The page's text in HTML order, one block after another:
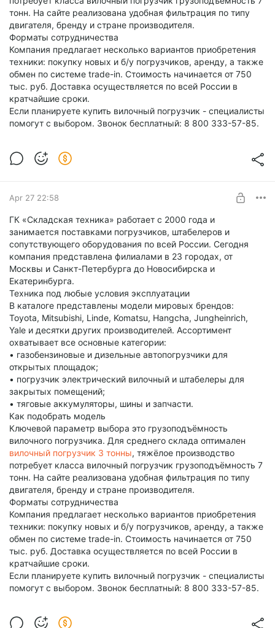
тонн. На сайте реализована удобная фильтрация по типу
двигателя, бренду и стране производителя.
Форматы сотрудничества
Компания предлагает несколько вариантов приобретения
техники: покупку новых и б/у погрузчиков, аренду, а также
обмен по системе trade-in. Стоимость начинается от 750
тыс. руб. Доставка осуществляется по всей России в
кратчайшие сроки.
Если планируете купить вилочный погрузчик - специалисты
помогут с выбором. Звонок бесплатный: 8 800 333-57-85.
Apr 27 22:58
ГК «Складская техника» работает с 2000 года и
занимается поставками погрузчиков, штабелеров и
сопутствующего оборудования по всей России. Сегодня
компания представлена филиалами в 23 городах, от
Москвы и Санкт-Петербурга до Новосибирска и
Екатеринбурга.
Техника под любые условия эксплуатации
В каталоге представлены модели мировых брендов:
Toyota, Mitsubishi, Linde, Komatsu, Hangcha, Jungheinrich,
Yale и десятки других производителей. Ассортимент
охватывает все основные категории:
• газобензиновые и дизельные автопогрузчики для
открытых площадок;
• погрузчик электрический вилочный и штабелеры для
закрытых помещений;
• тяговые аккумуляторы, шины и запчасти.
Как подобрать модель
Ключевой параметр выбора это грузоподъёмность
вилочного погрузчика. Для среднего склада оптимален
вилочный погрузчик 3 тонны, тяжёлое производство
потребует класса вилочный погрузчик грузоподъёмность 7
тонн. На сайте реализована удобная фильтрация по типу
двигателя, бренду и стране производителя.
Форматы сотрудничества
Компания предлагает несколько вариантов приобретения
техники: покупку новых и б/у погрузчиков, аренду, а также
обмен по системе trade-in. Стоимость начинается от 750
тыс. руб. Доставка осуществляется по всей России в
кратчайшие сроки.
Если планируете купить вилочный погрузчик - специалисты
помогут с выбором. Звонок бесплатный: 8 800 333-57-85.